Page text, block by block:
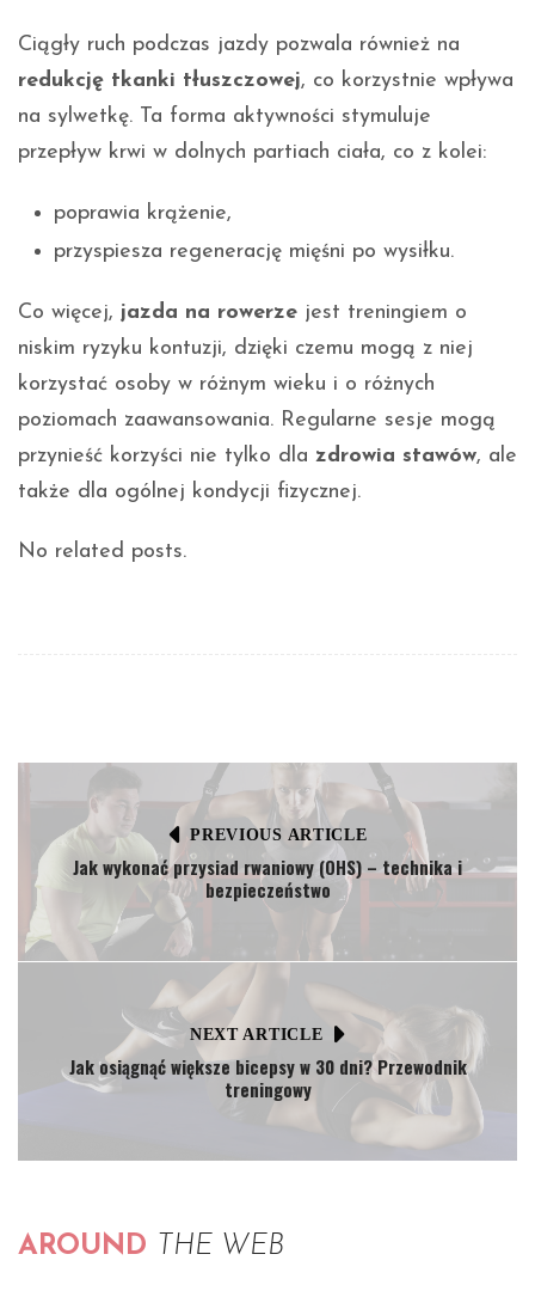
Ciągły ruch podczas jazdy pozwala również na
redukcję tkanki tłuszczowej, co korzystnie wpływa
na sylwetkę. Ta forma aktywności stymuluje
przepływ krwi w dolnych partiach ciała, co z kolei:
poprawia krążenie,
przyspiesza regenerację mięśni po wysiłku.
Co więcej, jazda na rowerze jest treningiem o
niskim ryzyku kontuzji, dzięki czemu mogą z niej
korzystać osoby w różnym wieku i o różnych
poziomach zaawansowania. Regularne sesje mogą
przynieść korzyści nie tylko dla zdrowia stawów, ale
także dla ogólnej kondycji fizycznej.
No related posts.
PREVIOUS ARTICLE
Jak wykonać przysiad rwaniowy (OHS) – technika i
bezpieczeństwo
NEXT ARTICLE
Jak osiągnąć większe bicepsy w 30 dni? Przewodnik
treningowy
AROUND THE WEB